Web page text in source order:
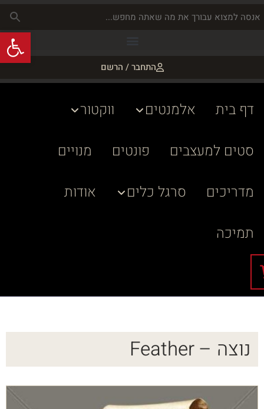
התחבר / הרשם
דף בית אלמנטים
ווקטור
סטים למעצבים
פונטים
מנויים
מדריכים
סרגל כלים
אודות
תמיכה
נוצה – Feather